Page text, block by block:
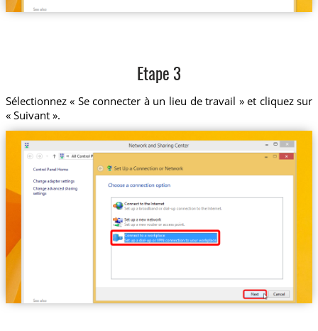
Etape 3
Sélectionnez « Se connecter à un lieu de travail » et cliquez sur
« Suivant ».